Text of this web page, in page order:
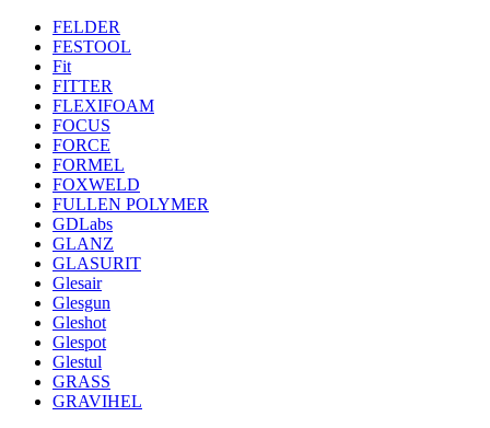
FELDER
FESTOOL
Fit
FITTER
FLEXIFOAM
FOCUS
FORCE
FORMEL
FOXWELD
FULLEN POLYMER
GDLabs
GLANZ
GLASURIT
Glesair
Glesgun
Gleshot
Glespot
Glestul
GRASS
GRAVIHEL